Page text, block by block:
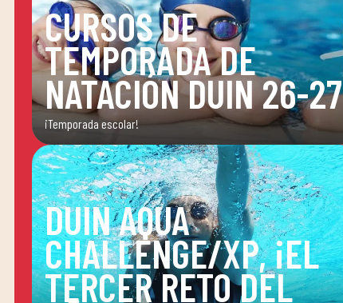
CURSOS DE
TEMPORADA DE
NATACIÓN DUIN 26-27
¡Temporada escolar!
DUIN AQUA
CHALLENGE/XP, ¡EL
TERCER RETO DEL